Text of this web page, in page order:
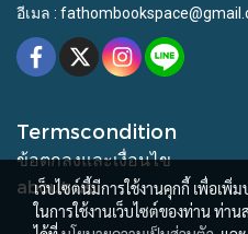
อีเมล :
Termscondition
ข้อตกลงและเงื่อนไข
about us
เว็บไซต์นี้มีการใช้งานคุกกี้ เพื่อเ
ในการใช้งานเว็บไซต์ของท่าน ท่า